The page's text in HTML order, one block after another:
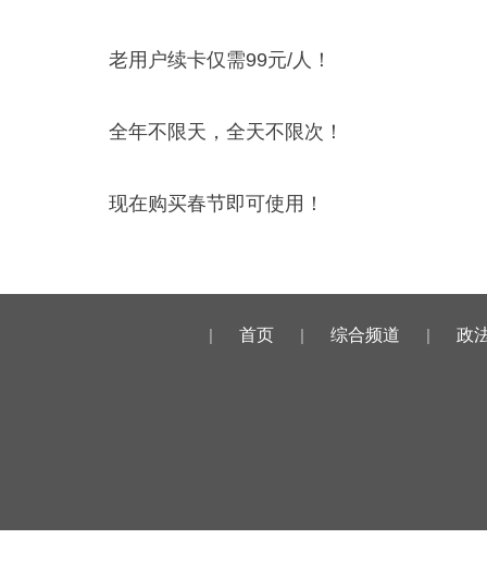
老用户续卡仅需99元/人！
全年不限天，全天不限次！
现在购买春节即可使用！
| 首页 | 综合频道 | 政